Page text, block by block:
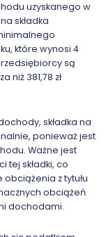
uzyskanego w
składka
które wynosi 4
są
niż 381,78 zł
składka na
ponieważ jest
Ważne jest
tej składki, co
z tytułu
obciążeń
dochodami.